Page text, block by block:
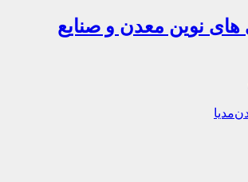
های نوین معدن و صنایع